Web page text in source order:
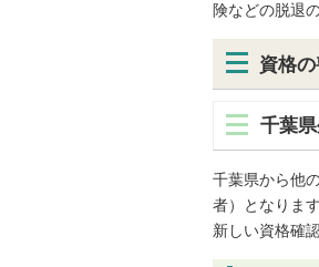
険などの脱退
資格
千葉
千葉県から他
者）となります
新しい資格確